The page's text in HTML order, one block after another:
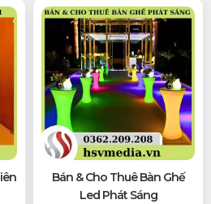
Bán & Cho Thuê Bàn Ghế
Led Phát Sáng